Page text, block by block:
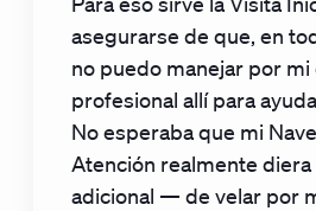
asegurarse de que, en
no puedo manejar por mi
profesional allí para
No esperaba que mi
Atención realmente diera
adicional — de velar por